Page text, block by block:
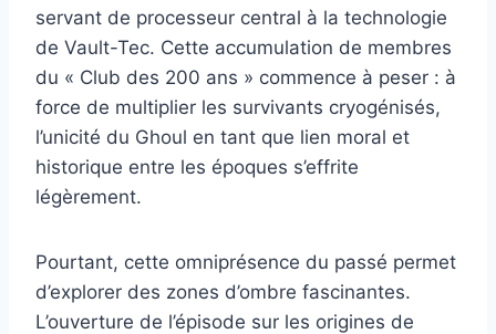
servant de processeur central à la technologie
de Vault-Tec. Cette accumulation de membres
du « Club des 200 ans » commence à peser : à
force de multiplier les survivants cryogénisés,
l’unicité du Ghoul en tant que lien moral et
historique entre les époques s’effrite
légèrement.
Pourtant, cette omniprésence du passé permet
d’explorer des zones d’ombre fascinantes.
L’ouverture de l’épisode sur les origines de